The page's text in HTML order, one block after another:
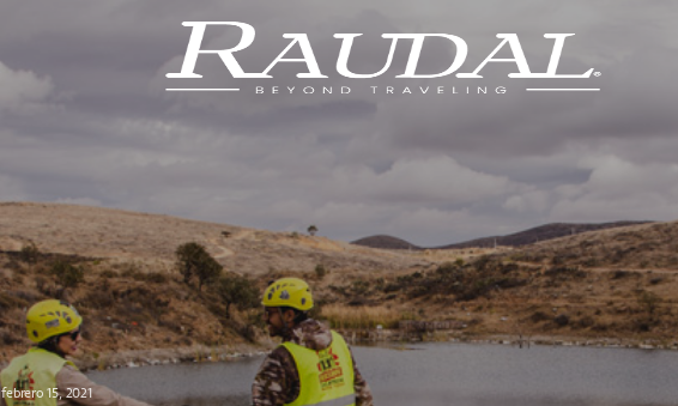
febrero 15, 2021